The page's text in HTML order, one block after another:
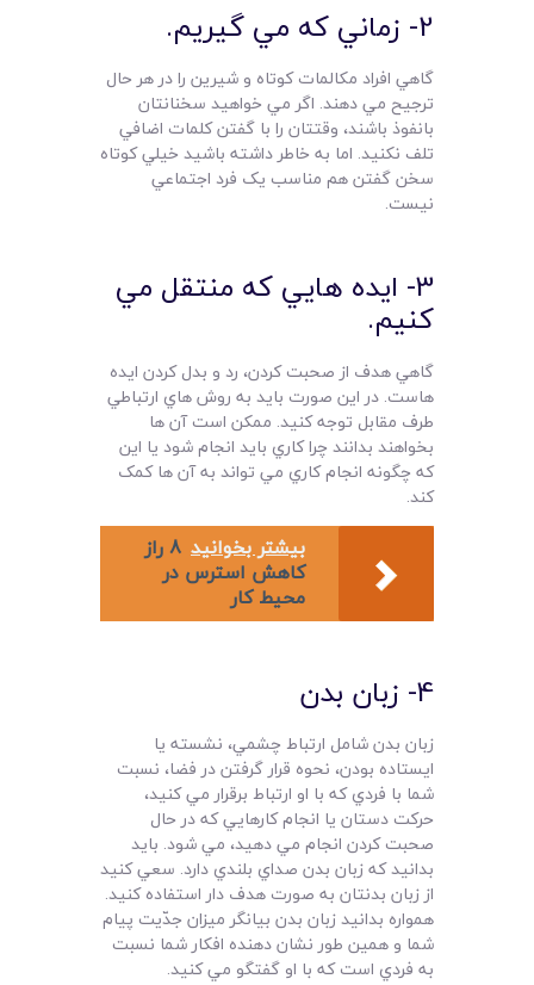
2- زماني که مي گيريم.
گاهي افراد مکالمات کوتاه و شيرين را در هر حال
ترجيح مي دهند. اگر مي خواهيد سخنانتان
بانفوذ باشند، وقتتان را با گفتن کلمات اضافي
تلف نکنيد. اما به خاطر داشته باشيد خيلي کوتاه
سخن گفتن هم مناسب يک فرد اجتماعي
نيست.
3- ايده هايي که منتقل مي
کنيم.
گاهي هدف از صحبت کردن، رد و بدل کردن ايده
هاست. در اين صورت بايد به روش هاي ارتباطي
طرف مقابل توجه کنيد. ممکن است آن ها
بخواهند بدانند چرا کاري بايد انجام شود يا اين
که چگونه انجام کاري مي تواند به آن ها کمک
کند.
بیشتر بخوانید 8 راز
کاهش استرس در
محیط کار
4- زبان بدن
زبان بدن شامل ارتباط چشمي، نشسته يا
ايستاده بودن، نحوه قرار گرفتن در فضا، نسبت
شما با فردي که با او ارتباط برقرار مي کنيد،
حرکت دستان يا انجام کارهايي که در حال
صحبت کردن انجام مي دهيد، مي شود. بايد
بدانيد که زبان بدن صداي بلندي دارد. سعي کنيد
از زبان بدنتان به صورت هدف دار استفاده کنيد.
همواره بدانيد زبان بدن بيانگر ميزان جدّيت پيام
شما و همين طور نشان دهنده افکار شما نسبت
به فردي است که با او گفتگو مي کنيد.